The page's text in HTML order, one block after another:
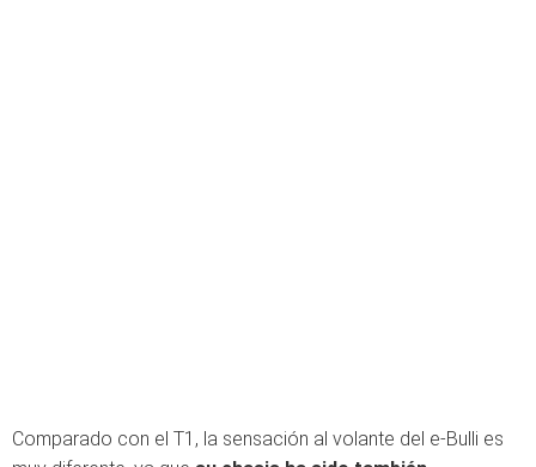
Comparado con el T1, la sensación al volante del e-Bulli es